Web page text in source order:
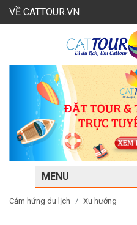
VỀ CATTOUR.VN
MENU
Cảm hứng du lịch Xu hướng